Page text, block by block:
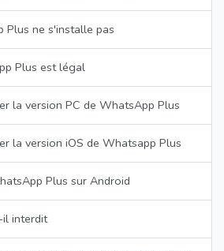
Plus ne s'installe pas
Plus est légal
la version PC de WhatsApp Plus
la version iOS de Whatsapp Plus
Plus sur Android
interdit